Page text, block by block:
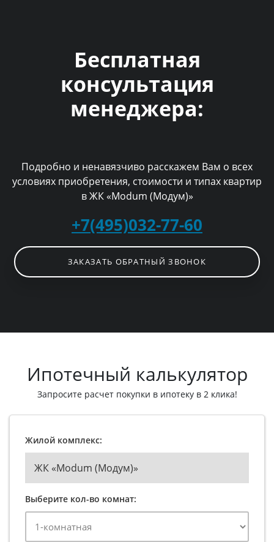
Бесплатная
консультация
менеджера:
Подробно и ненавязчиво расскажем Вам о всех
условиях приобретения, стоимости и типах квартир
в ЖК «Modum (Модум)»
+7(495)032-77-60
ЗАКАЗАТЬ ОБРАТНЫЙ ЗВОНОК
Ипотечный калькулятор
Запросите расчет покупки в ипотеку в 2 клика!
Жилой комплекс:
ЖК «Modum (Модум)»
Выберите кол-во комнат: